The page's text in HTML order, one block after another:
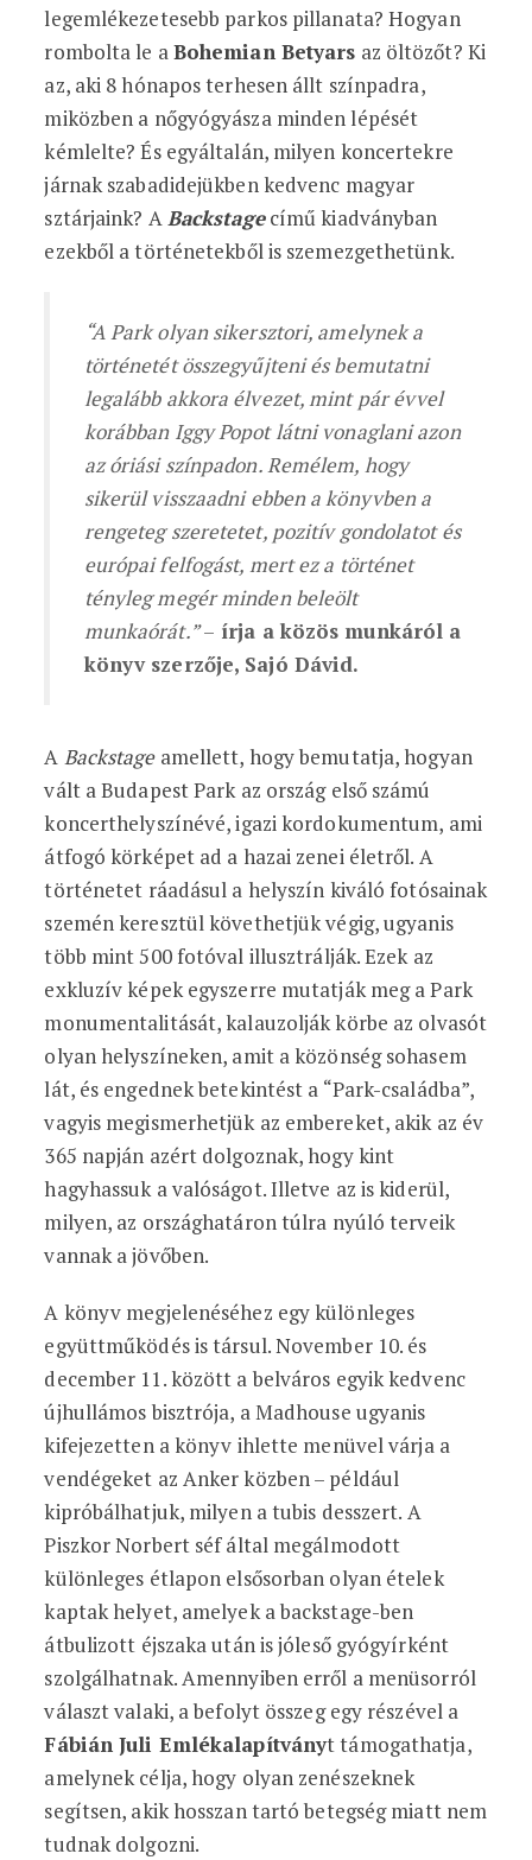
legemlékezetesebb parkos pillanata? Hogyan
rombolta le aBohemian Betyars az öltözőt? Ki
az, aki 8 hónapos terhesen állt színpadra,
miközben a nőgyógyásza minden lépését
kémlelte? És egyáltalán, milyen koncertekre
járnak szabadidejükben kedvenc magyar
sztárjaink? ABackstagecímű kiadványban
ezekből a történetekből is szemezgethetünk.
“A Park olyan sikersztori, amelynek a
történetét összegyűjteni és bemutatni
legalább akkora élvezet, mint pár évvel
korábban Iggy Popot látni vonaglani azon
az óriási színpadon. Remélem, hogy
sikerül visszaadni ebben a könyvben a
rengeteg szeretetet, pozitív gondolatot és
európai felfogást, mert ez a történet
tényleg megér minden beleölt
munkaórát.”– írja a közös munkáról a
könyv szerzője, Sajó Dávid.
A Backstageamellett, hogy bemutatja, hogyan
vált a Budapest Park az ország első számú
koncerthelyszínévé, igazi kordokumentum, ami
átfogó körképet ad a hazai zenei életről. A
történetet ráadásul a helyszín kiváló fotósainak
szemén keresztül követhetjük végig, ugyanis
több mint 500 fotóval illusztrálják. Ezek az
exkluzív képek egyszerre mutatják meg a Park
monumentalitását, kalauzolják körbe az olvasót
olyan helyszíneken, amit a közönség sohasem
lát, és engednek betekintést a “Park-családba”,
vagyis megismerhetjük az embereket, akik az év
365 napján azért dolgoznak, hogy kint
hagyhassuk a valóságot. Illetve az is kiderül,
milyen, az országhatáron túlra nyúló terveik
vannak a jövőben.
A könyv megjelenéséhez egy különleges
együttműködés is társul. November 10. és
december 11. között a belváros egyik kedvenc
újhullámos bisztrója, a Madhouse ugyanis
kifejezetten a könyv ihlette menüvel várja a
vendégeket az Anker közben – például
kipróbálhatjuk, milyen a tubis desszert. A
Piszkor Norbert séf által megálmodott
különleges étlapon elsősorban olyan ételek
kaptak helyet, amelyek a backstage-ben
átbulizott éjszaka után is jóleső gyógyírként
szolgálhatnak. Amennyiben erről a menüsorról
választ valaki, a befolyt összeg egy részével a
Fábián Juli Emlékalapítványt támogathatja,
amelynek célja, hogy olyan zenészeknek
segítsen, akik hosszan tartó betegség miatt nem
tudnak dolgozni.